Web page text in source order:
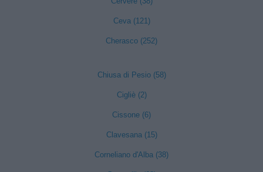
Ceva (121)
Cherasco (252)
Chiusa di Pesio (58)
Cigliè (2)
Cissone (6)
Clavesana (15)
Corneliano d'Alba (38)